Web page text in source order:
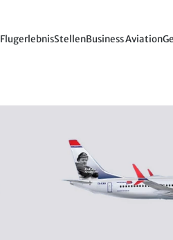
FlugerlebnisStellenBusiness Aviation